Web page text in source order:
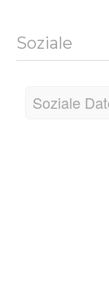
Soziale
Soziale